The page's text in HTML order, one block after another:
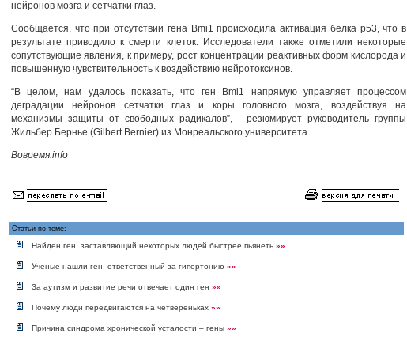
нейронов мозга и сетчатки глаз.
Сообщается, что при отсутствии гена Bmi1 происходила активация белка p53, что в
результате приводило к смерти клеток. Исследователи также отметили некоторые
сопутствующие явления, к примеру, рост концентрации реактивных форм кислорода и
повышенную чувствительность к воздействию нейротоксинов.
“В целом, нам удалось показать, что ген Bmi1 напрямую управляет процессом
деградации нейронов сетчатки глаз и коры головного мозга, воздействуя на
механизмы защиты от свободных радикалов”, - резюмирует руководитель группы
Жильбер Бернье (Gilbert Bernier) из Монреальского университета.
Вовремя.info
Статьи по теме:
Найден ген, заставляющий некоторых людей быстрее пьянеть »»
Ученые нашли ген, ответственный за гипертонию »»
За аутизм и развитие речи отвечает один ген »»
Почему люди передвигаются на четвереньках »»
Причина синдрома хронической усталости – гены »»